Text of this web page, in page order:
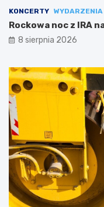
KONCERTY WYDARZENIA
Rockowa noc z IRA
8 sierpnia 2026